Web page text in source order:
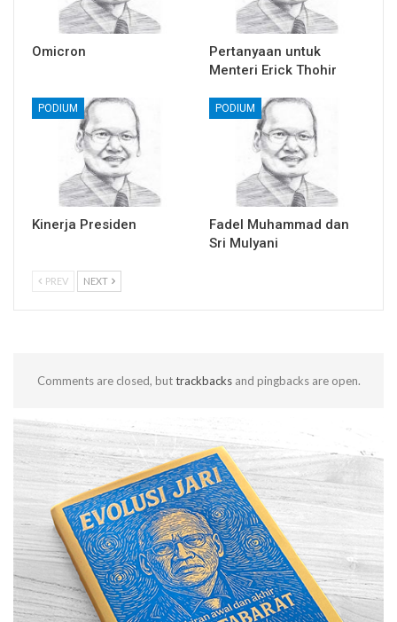
Omicron
Pertanyaan untuk
Menteri Erick Thohir
PODIUM
Kinerja Presiden
PODIUM
Fadel Muhammad dan
Sri Mulyani
PREV NEXT
Comments are closed, buttrackbacksand pingbacks are open.